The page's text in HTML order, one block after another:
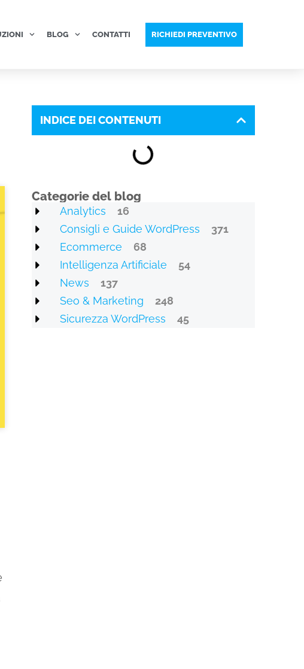
BLOG CONTATTI RICHIEDI PREVENTIVO
INDICE DEI CONTENUTI
Categorie del blog
Analytics
16
Consigli e Guide WordPress
371
Ecommerce
68
Intelligenza Artificiale
54
News
137
Seo & Marketing
248
Sicurezza WordPress
45